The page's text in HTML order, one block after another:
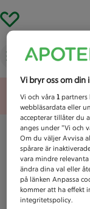
Vad
Vi bryr oss om
Vi och våra1 partners
webbläsardata eller
accepterar tillåter du
anges under ”Vi och
Om du väljer Avvisa
spårare är
vara mindre
ändra dina val eller
på länken Anpassa
kommer att ha effekt
integritetspolicy.